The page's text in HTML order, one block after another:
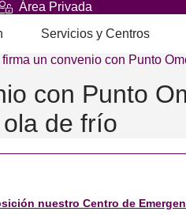
Área Privada
Servicios y Centros
un convenio con Punto
con Punto
de frío
nuestro Centro de